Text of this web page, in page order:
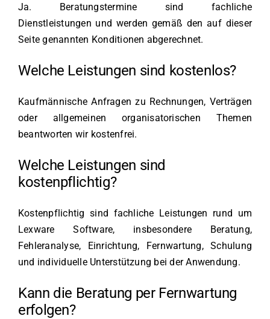
Ja. Beratungstermine sind fachliche
Dienstleistungen und werden gemäß den auf dieser
Seite genannten Konditionen abgerechnet.
Welche Leistungen sind kostenlos?
Kaufmännische Anfragen zu Rechnungen, Verträgen
oder allgemeinen organisatorischen Themen
beantworten wir kostenfrei.
Welche Leistungen sind
kostenpflichtig?
Kostenpflichtig sind fachliche Leistungen rund um
Lexware Software, insbesondere Beratung,
Fehleranalyse, Einrichtung, Fernwartung, Schulung
und individuelle Unterstützung bei der Anwendung.
Kann die Beratung per Fernwartung
erfolgen?